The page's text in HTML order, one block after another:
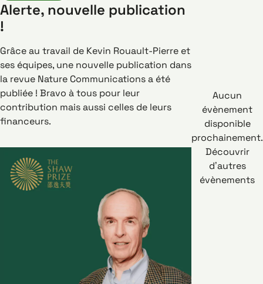
Alerte, nouvelle publication
!
Grâce au travail de Kevin Rouault-Pierre et
ses équipes, une nouvelle publication dans
la revue Nature Communications a été
publiée ! Bravo à tous pour leur
contribution mais aussi celles de leurs
financeurs.
Aucun
évènement
disponible
prochainement.
Découvrir
d’autres
évènements